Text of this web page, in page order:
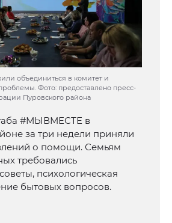
объединиться в комитет и
Фото: предоставлено пресс-
Пуровского района
#МЫВМЕСТЕ в
за три недели приняли
о помощи. Семьям
требовались
психологическая
бытовых вопросов.